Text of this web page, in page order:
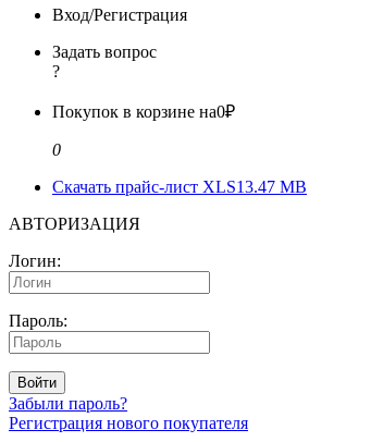
Вход/Регистрация
Задать вопрос
?
Покупок в корзине на0₽
0
Скачать прайс-лист XLS13.47 MB
АВТОРИЗАЦИЯ
Логин:
Пароль:
Войти
Забыли пароль?
Регистрация нового покупателя